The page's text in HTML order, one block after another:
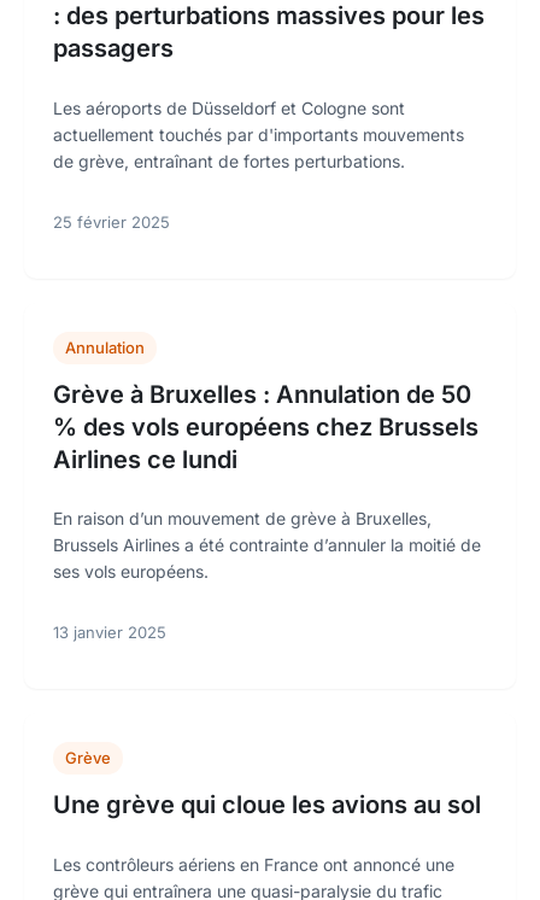
: des perturbations massives pour les
passagers
Les aéroports de Düsseldorf et Cologne sont
actuellement touchés par d'importants mouvements
de grève, entraînant de fortes perturbations.
25 février 2025
Annulation
Grève à Bruxelles : Annulation de 50
% des vols européens chez Brussels
Airlines ce lundi
En raison d’un mouvement de grève à Bruxelles,
Brussels Airlines a été contrainte d’annuler la moitié de
ses vols européens.
13 janvier 2025
Grève
Une grève qui cloue les avions au sol
Les contrôleurs aériens en France ont annoncé une
grève qui entraînera une quasi-paralysie du trafic